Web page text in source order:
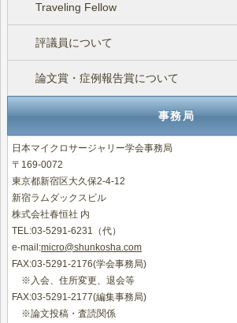
Traveling Fellow
評議員について
論文賞・症例報告賞について
事務局
日本マイクロサージャリー学会事務局
〒169-0072
東京都新宿区大久保2-4-12
新宿ラムダックスビル
株式会社春恒社 内
TEL:03-5291-6231（代）
e-mail:micro@shunkosha.com
FAX:03-5291-2176(学会事務局)
※入会、住所変更、退会等
FAX:03-5291-2177(編集事務局)
※論文投稿・査読関係